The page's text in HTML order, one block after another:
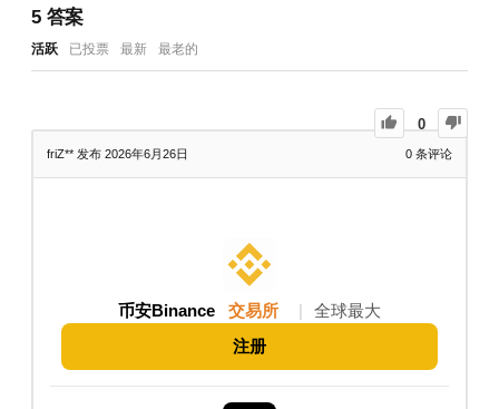
5答案
活跃 已投票 最新 最老的
0
friZ** 发布 2026年6月26日 0 条评论
币安Binance 交易所 全球最大
注册